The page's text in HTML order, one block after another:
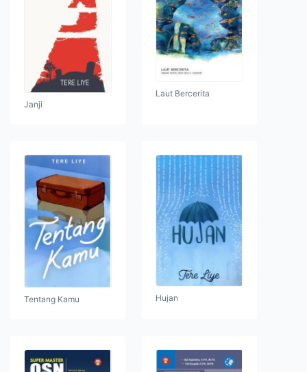
Janji
Laut Bercerita
Tentang Kamu Hujan